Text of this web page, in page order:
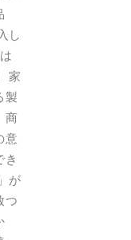
し
家
製
商
意
き
が
つ